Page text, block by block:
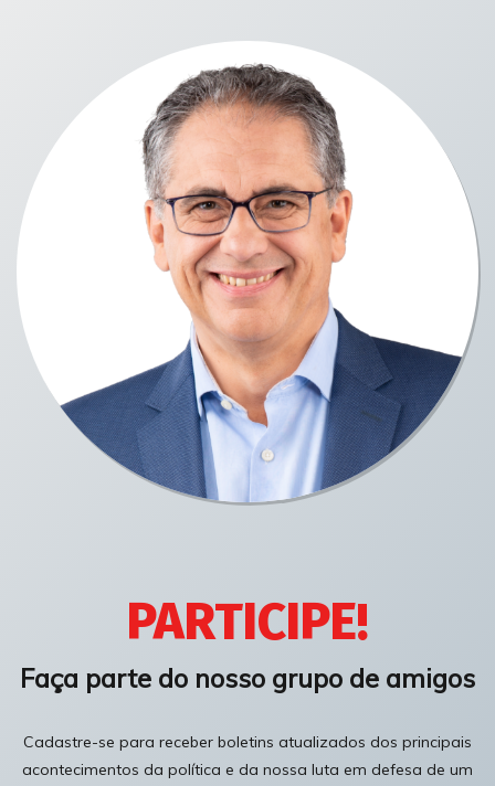
PARTICIPE!
Faça parte do nosso grupo de amigos
Cadastre-se para receber boletins atualizados dos principais
acontecimentos da política e da nossa luta em defesa de um